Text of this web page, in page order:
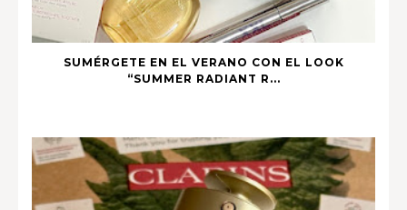
SUMÉRGETE EN EL VERANO CON EL LOOK
“SUMMER RADIANT R...